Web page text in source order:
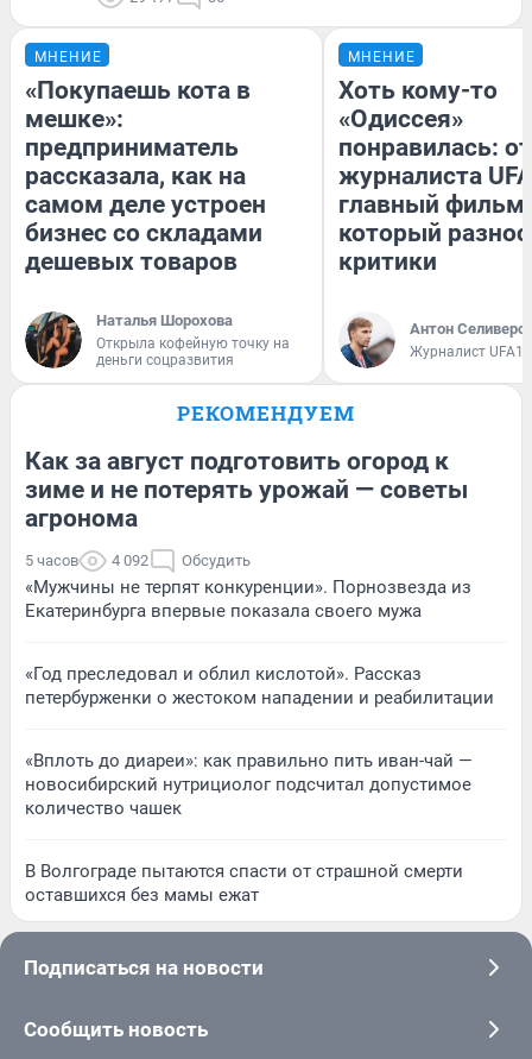
МНЕНИЕ
«Покупаешь кота в
мешке»:
предприниматель
рассказала, как на
самом деле устроен
бизнес со складами
дешевых товаров
Наталья Шорохова
Открыла кофейную точку на
деньги соцразвития
МНЕНИЕ
Хоть кому-то
«Одиссея»
понравилась:
журналиста
главный фильм
который
критики
Антон
Журналист
РЕКОМЕНДУЕМ
Как за август подготовить огород к
зиме и не потерять урожай — советы
агронома
5 часов 4 092 Обсудить
«Мужчины не терпят конкуренции». Порнозвезда из
Екатеринбурга впервые показала своего мужа
«Год преследовал и облил кислотой». Рассказ
петербурженки о жестоком нападении и реабилитации
«Вплоть до диареи»: как правильно пить иван-чай —
новосибирский нутрициолог подсчитал допустимое
количество чашек
В Волгограде пытаются спасти от страшной смерти
оставшихся без мамы ежат
Подписаться на новости
Сообщить новость